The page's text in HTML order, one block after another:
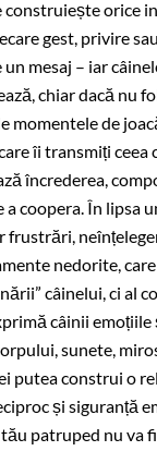
construiește orice
gest, privire
mesaj – iar
chiar dacă nu
momentele de
îi transmiți ceea
încrederea,
a coopera. În lipsa
frustrări,
nedorite,
câinelui, ci al
câinii emoțiile
sunete,
putea construi o
și siguranță
patruped nu va